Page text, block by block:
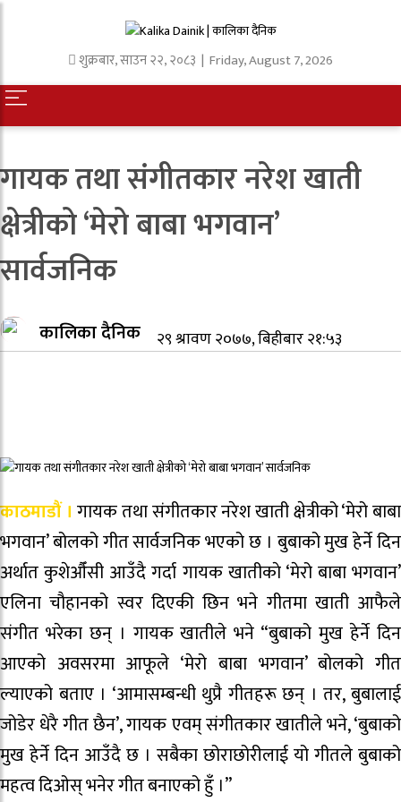
शुक्रबार,साउन२२,२०८३ | Friday, August 7, 2026
गायक तथा संगीतकार नरेश खाती
क्षेत्रीको ‘मेरो बाबा भगवान’
सार्वजनिक
कालिका दैनिक २९ श्रावण २०७७, बिहीबार २१:५३
काठमाडौं । गायक तथा संगीतकार नरेश खाती क्षेत्रीको ‘मेरो बाबा
भगवान’ बोलको गीत सार्वजनिक भएको छ । बुबाको मुख हेर्ने दिन
अर्थात कुशेऔँसी आउँदै गर्दा गायक खातीकाे ‘मेरो बाबा भगवान’
एलिना चौहानको स्वर दिएकी छिन भने गीतमा खाती आफैले
संगीत भरेका छन् । गायक खातीले भने “बुबाको मुख हेर्ने दिन
आएको अवसरमा आफूले ‘मेरो बाबा भगवान’ बोलको गीत
ल्याएको बताए । ‘आमासम्बन्धी थुप्रै गीतहरू छन् । तर, बुबालाई
जोडेर धेरै गीत छैन’, गायक एवम् संगीतकार खातीले भने, ‘बुबाको
मुख हेर्ने दिन आउँदै छ । सबैका छोराछोरीलाई यो गीतले बुबाको
महत्व दिओस् भनेर गीत बनाएको हुँ ।”